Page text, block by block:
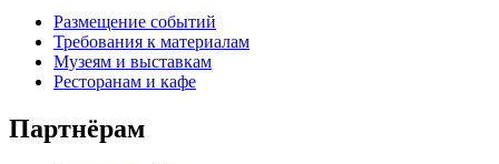
Размещение событий
Требования к материалам
Музеям и выставкам
Ресторанам и кафе
Партнёрам